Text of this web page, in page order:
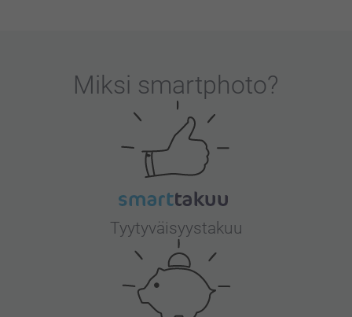
Miksi smartphoto?
Tyytyväisyystakuu